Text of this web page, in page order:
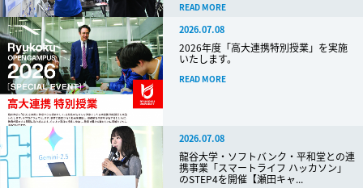
READ MORE
2026.07.08
2026年度「高大連携特別授業」を実施
いたします。
READ MORE
2026.07.08
龍谷大学・ソフトバンク・平和堂との連
携事業「スマートライフ ハッカソン」
のSTEP4を開催【瀬田キャ...